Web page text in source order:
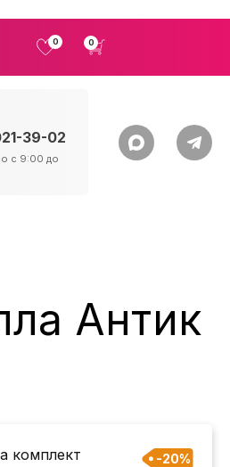
0 0
39-02
с 9:00 до
Антик
комплект -20%